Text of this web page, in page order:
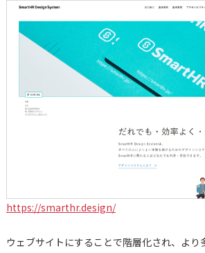
https://smarthr.design/
ウェブサイトにすることで階層化され、よ